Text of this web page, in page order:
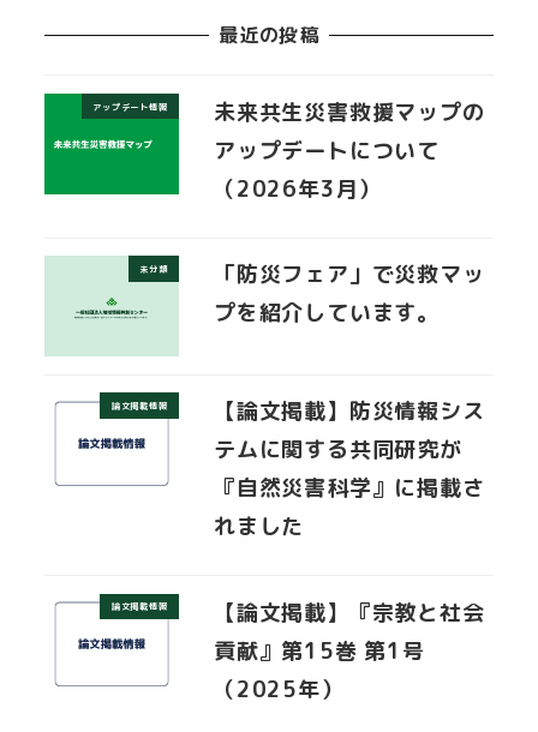
最近の投稿
アップデート情報
未来共生災害救援マップの
アップデートについて
（2026年3月）
未分類
「防災フェア」で災救マッ
プを紹介しています。
論文掲載情報
【論文掲載】防災情報シス
テムに関する共同研究が
『自然災害科学』に掲載さ
れました
論文掲載情報
【論文掲載】『宗教と社会
貢献』第15巻 第1号
（2025年）